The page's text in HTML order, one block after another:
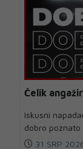
Čelik
Iskusni
dobro poznato
31 SRP